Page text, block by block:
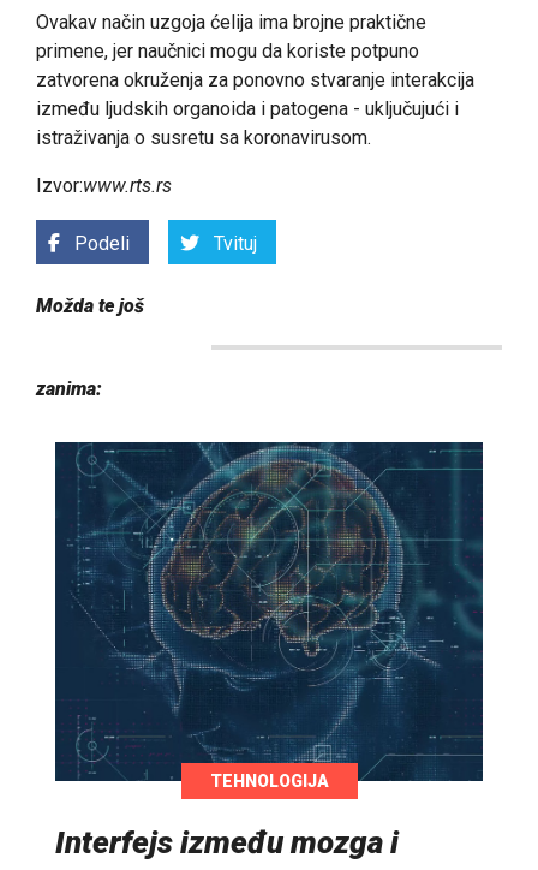
Ovakav način uzgoja ćelija ima brojne praktične
primene, jer naučnici mogu da koriste potpuno
zatvorena okruženja za ponovno stvaranje interakcija
između ljudskih organoida i patogena - uključujući i
istraživanja o susretu sa koronavirusom.
Izvor:www.rts.rs
Podeli Tvituj
Možda te još
zanima:
TEHNOLOGIJA
Interfejs između mozga i